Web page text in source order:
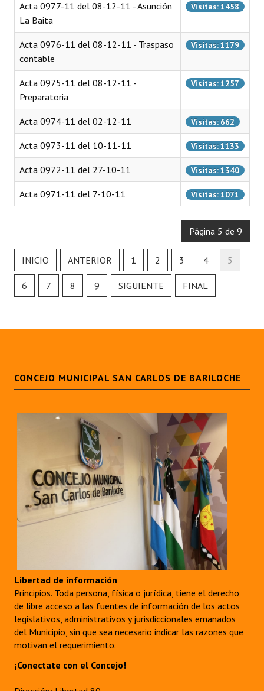
Acta 0977-11 del 08-12-11 - Asunción
La Baita
Visitas: 1458
Acta 0976-11 del 08-12-11 - Traspaso
contable
Visitas: 1179
Acta 0975-11 del 08-12-11 -
Preparatoria
Visitas: 1257
Acta 0974-11 del 02-12-11 Visitas: 662
Acta 0973-11 del 10-11-11 Visitas: 1133
Acta 0972-11 del 27-10-11 Visitas: 1340
Acta 0971-11 del 7-10-11 Visitas: 1071
Página 5 de 9
INICIO ANTERIOR 1 2 3 4 5
6 7 8 9 SIGUIENTE FINAL
CONCEJO MUNICIPAL SAN CARLOS DE BARILOCHE
Libertad de información
Principios. Toda persona, física o jurídica, tiene el derecho
de libre acceso a las fuentes de información de los actos
legislativos, administrativos y jurisdiccionales emanados
del Municipio, sin que sea necesario indicar las razones que
motivan el requerimiento.
¡Conectate con el Concejo!